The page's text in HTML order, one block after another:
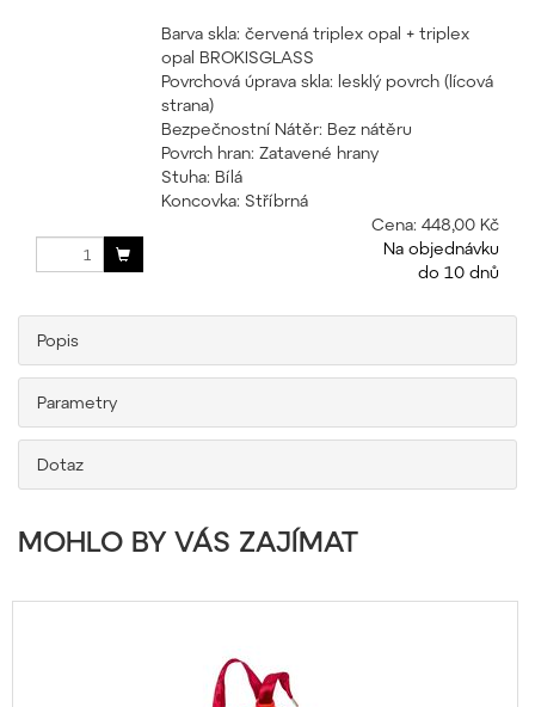
Barva skla: červená triplex opal + triplex
opal BROKISGLASS
Povrchová úprava skla: lesklý povrch (lícová
strana)
Bezpečnostní Nátěr: Bez nátěru
Povrch hran: Zatavené hrany
Stuha: Bílá
Koncovka: Stříbrná
Cena: 448,00 Kč
Na objednávku
do 10 dnů
Popis
Parametry
Dotaz
MOHLO BY VÁS ZAJÍMAT